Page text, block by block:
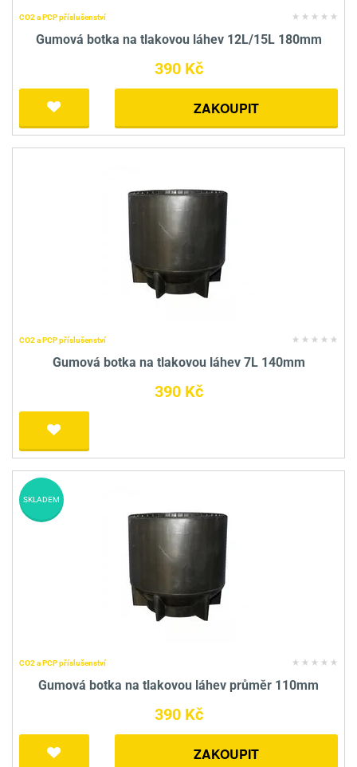
CO2 a PCP příslušenství
Gumová botka na tlakovou láhev 12L/15L 180mm
390 Kč
ZAKOUPIT
CO2 a PCP příslušenství
Gumová botka na tlakovou láhev 7L 140mm
390 Kč
CO2 a PCP příslušenství
Gumová botka na tlakovou láhev průměr 110mm
390 Kč
ZAKOUPIT
SKLADEM